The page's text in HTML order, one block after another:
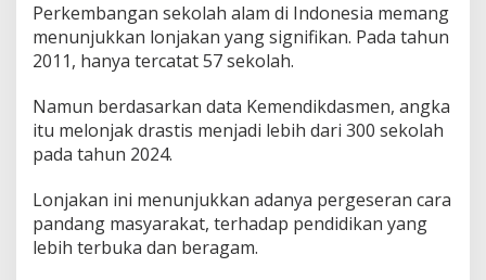
Perkembangan sekolah alam di Indonesia memang
menunjukkan lonjakan yang signifikan. Pada tahun
2011, hanya tercatat 57 sekolah.
Namun berdasarkan data Kemendikdasmen, angka
itu melonjak drastis menjadi lebih dari 300 sekolah
pada tahun 2024.
Lonjakan ini menunjukkan adanya pergeseran cara
pandang masyarakat, terhadap pendidikan yang
lebih terbuka dan beragam.